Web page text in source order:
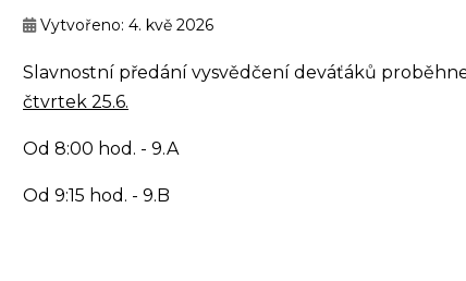
Vytvořeno: 4. kvě 2026
Slavnostní předání vysvědčení deváťáků
čtvrtek 25.6.
Od 8:00 hod. - 9.A
Od 9:15 hod. - 9.B